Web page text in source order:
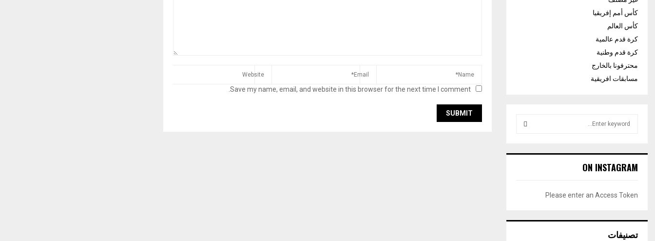
Save my name, email, and website in this browser for the next time I comment.
كأس أمم إفريقيا
كأس العالم
كرة قدم عالمية
كرة قدم وطنية
محترفونا بالخارج
مسابقات افريقية
h
C
ON INSTAGRAM
Please enter an Access Token
تصنيفات